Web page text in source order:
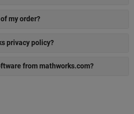
my order?
privacy policy?
from mathworks.com?